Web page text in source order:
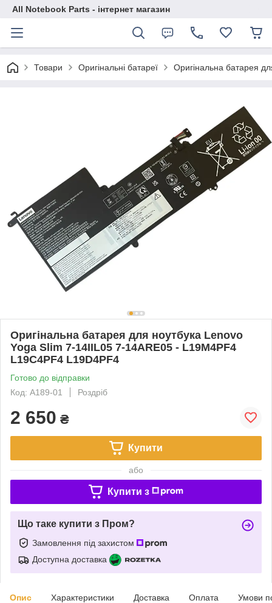
All Notebook Parts - інтернет магазин
Товари Оригінальні батареї Оригінальна батарея
Оригінальна батарея для ноутбука Lenovo
Yoga Slim 7-14IIL05 7-14ARE05 - L19M4PF4
L19C4PF4 L19D4PF4
Готово до відправки
Код: A189-01
Роздріб
2 650 ₴
Купити
або
Купити з
Що таке купити з Пром?
Замовлення під захистом
Доступна доставка
Опис Характеристики Доставка Оплата Умови